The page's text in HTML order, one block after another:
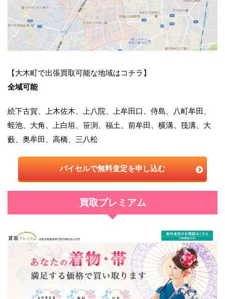
【大木町で出張買取可能な地域はコチラ】
全域可能
絵下古賀、上木佐木、上八院、上牟田口、侍島、八町牟田、
蛭池、大角、上白垣、笹渕、福土、前牟田、横溝、筏溝、大
藪、奥牟田、高橋、三八松
バイセルで無料査定を申し込む
買取プレミアム